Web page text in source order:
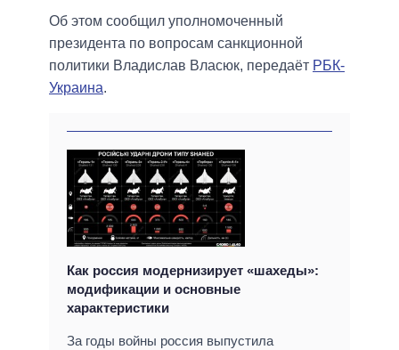
Об этом сообщил уполномоченный
президента по вопросам санкционной
политики Владислав Власюк, передаёт РБК-
Украина.
Как россия модернизирует «шахеды»:
модификации и основные
характеристики
За годы войны россия выпустила